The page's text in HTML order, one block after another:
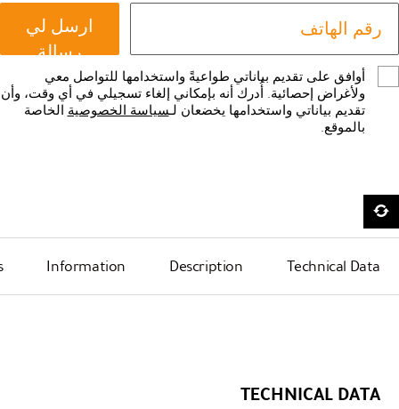
ارسل لي
رسالة
أوافق على تقديم بياناتي طواعيةً واستخدامها للتواصل معي
ولأغراض إحصائية. أُدرك أنه بإمكاني إلغاء تسجيلي في أي وقت، وأن
تقديم بياناتي واستخدامها يخضعان لـسياسة الخصوصية الخاصة
بالموقع.
Technical Data
Description
Information
TECHNICAL DATA